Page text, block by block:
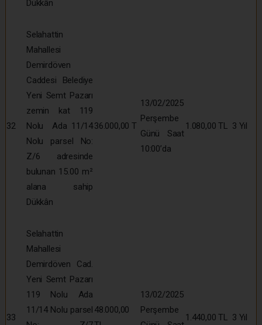
Dükkân
32
Selahattin
Mahallesi
Demirdöven
Caddesi Belediye
Yeni Semt Pazarı
zemin kat 119
Nolu Ada 11/14
Nolu parsel No:
Z/6 adresinde
bulunan 15.00 m²
alana sahip
Dükkân
36.000,00 T
13/02/2025
Perşembe
Günü Saat
10:00’da
1.080,00 TL 3 Yıl
33
Selahattin
Mahallesi
Demirdöven Cad.
Yeni Semt Pazarı
119 Nolu Ada
11/14 Nolu parsel 48.000,00
13/02/2025
Perşembe
1.440,00 TL 3 Yıl